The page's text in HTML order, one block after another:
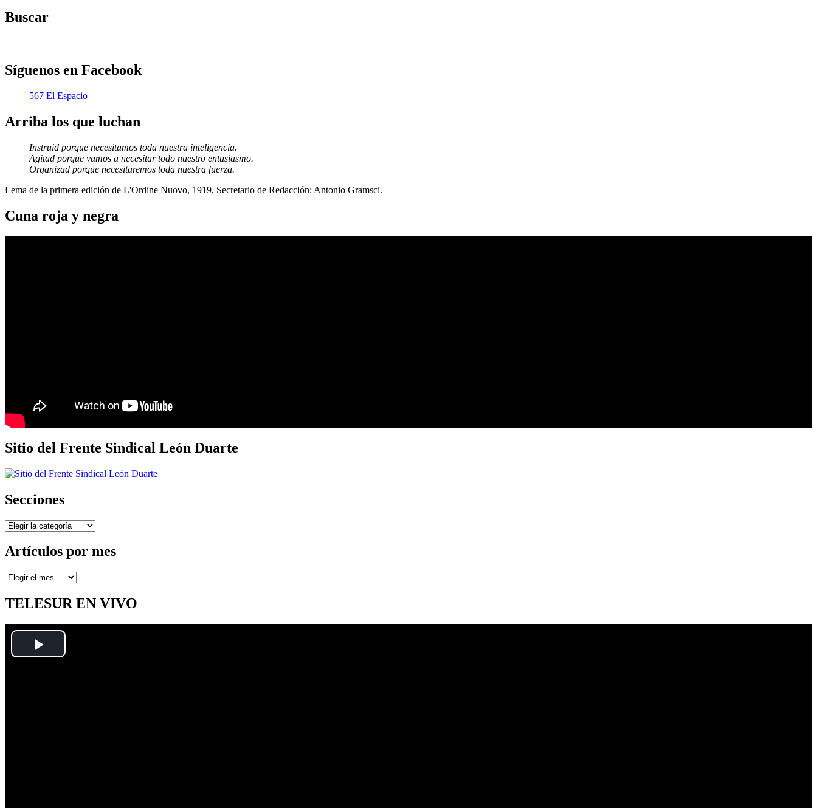
Buscar
Síguenos en Facebook
567 El Espacio
Arriba los que luchan
Instruid porque necesitamos toda nuestra inteligencia.
Agitad porque vamos a necesitar todo nuestro entusiasmo.
Organizad porque necesitaremos toda nuestra fuerza.
Lema de la primera edición de L'Ordine Nuovo, 1919, Secretario de Redacción: Antonio Gramsci.
Cuna roja y negra
Sitio del Frente Sindical León Duarte
Secciones
Secciones
Artículos por mes
Artículos
mes
TELESUR EN VIVO